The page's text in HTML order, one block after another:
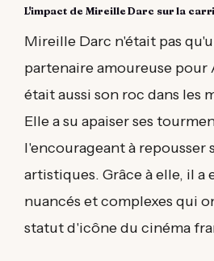
L'impact de Mireille Darc sur la
Mireille Darc n'était pas
partenaire amoureuse pour
était aussi son roc dans les
Elle a su apaiser ses
l'encourageant à repousser
artistiques. Grâce à elle, il a
nuancés et complexes qui
statut d'icône du cinéma